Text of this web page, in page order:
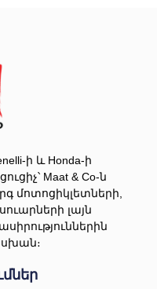
ի և Honda-ի
Maat & Co-ն
մոտոցիկլետների,
լայն